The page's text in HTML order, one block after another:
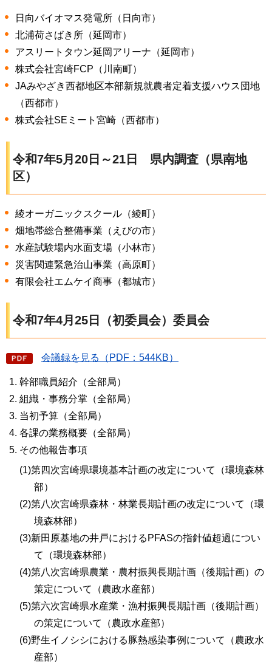
日向バイオマス発電所（日向市）
北浦荷さばき所（延岡市）
アスリートタウン延岡アリーナ（延岡市）
株式会社宮崎FCP（川南町）
JAみやざき西都地区本部新規就農者定着支援ハウス団地
（西都市）
株式会社SEミート宮崎（西都市）
令和7年5月20日～21日 県内調査（県南地
区）
綾オーガニックスクール（綾町）
畑地帯総合整備事業（えびの市）
水産試験場内水面支場（小林市）
災害関連緊急治山事業（高原町）
有限会社エムケイ商事（都城市）
令和7年4月25日（初委員会）委員会
会議録を見る（PDF：544KB）
幹部職員紹介（全部局）
組織・事務分掌（全部局）
当初予算（全部局）
各課の業務概要（全部局）
その他報告事項
(1)第四次宮崎県環境基本計画の改定について（環境森林
部）
(2)第八次宮崎県森林・林業長期計画の改定について（環
境森林部）
(3)新田原基地の井戸におけるPFASの指針値超過につい
て（環境森林部）
(4)第八次宮崎県農業・農村振興長期計画（後期計画）の
策定について（農政水産部）
(5)第六次宮崎県水産業・漁村振興長期計画（後期計画）
の策定について（農政水産部）
(6)野生イノシシにおける豚熱感染事例について（農政水
産部）